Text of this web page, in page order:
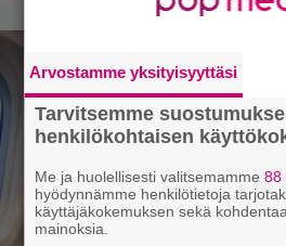
Arvostamme yksityisyyttäsi
Tarvitsemme
henkilökohtaisen
Me ja huolellisesti valitsemamme88
hyödynnämme henkilötietoja
käyttäjäkokemuksen sekä
mainoksia.